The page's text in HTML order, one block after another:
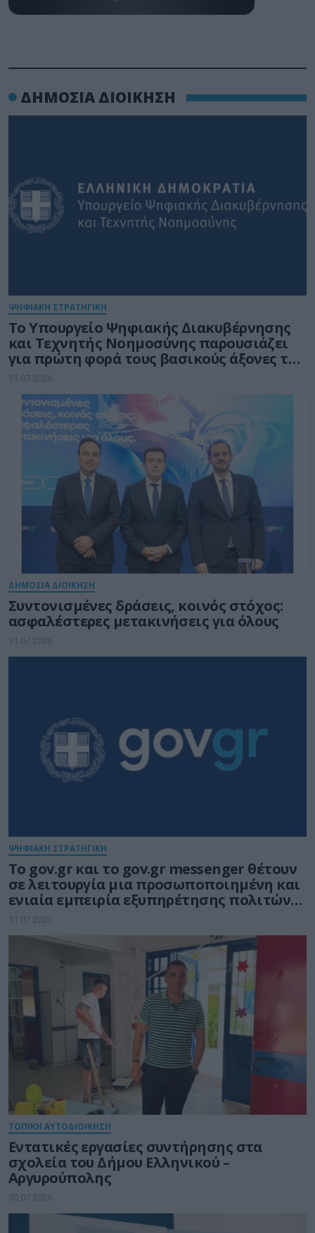
ΔΗΜΟΣΙΑ ΔΙΟΙΚΗΣΗ
ΨΗΦΙΑΚΗ ΣΤΡΑΤΗΓΙΚΗ
Το Υπουργείο Ψηφιακής Διακυβέρνησης
και Τεχνητής Νοημοσύνης παρουσιάζει
για πρώτη φορά τους βασικούς άξονες του
νέου Εθνικού Διαστημικού Προγράμματος
31.07.2026
ΔΗΜΟΣΙΑ ΔΙΟΙΚΗΣΗ
Συντονισμένες δράσεις, κοινός στόχος:
ασφαλέστερες μετακινήσεις για όλους
31.07.2026
ΨΗΦΙΑΚΗ ΣΤΡΑΤΗΓΙΚΗ
Το gov.gr και το gov.gr messenger θέτουν
σε λειτουργία μια προσωποποιημένη και
ενιαία εμπειρία εξυπηρέτησης πολιτών
και επιχειρήσεων
31.07.2026
ΤΟΠΙΚΗ ΑΥΤΟΔΙΟΙΚΗΣΗ
Εντατικές εργασίες συντήρησης στα
σχολεία του Δήμου Ελληνικού –
Αργυρούπολης
30.07.2026